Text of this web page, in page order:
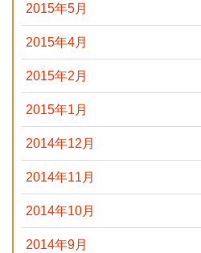
2015年5月
2015年4月
2015年2月
2015年1月
2014年12月
2014年11月
2014年10月
2014年9月